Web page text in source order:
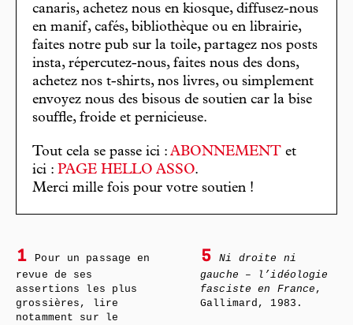
canaris, achetez nous en kiosque, diffusez-nous
en manif, cafés, bibliothèque ou en librairie,
faites notre pub sur la toile, partagez nos posts
insta, répercutez-nous, faites nous des dons,
achetez nos t-shirts, nos livres, ou simplement
envoyez nous des bisous de soutien car la bise
souffle, froide et pernicieuse.
Tout cela se passe ici : ABONNEMENT et
ici : PAGE HELLO ASSO.
Merci mille fois pour votre soutien !
1
Pour un passage en
revue de ses
assertions les plus
grossières, lire
notamment sur le
5
Ni droite ni
gauche – l’idéologie
fasciste en France ,
Gallimard, 1983.